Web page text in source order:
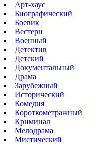
Арт-хаус
Биографический
Боевик
Вестерн
Военный
Детектив
Детский
Документальный
Драма
Зарубежный
Исторический
Комедия
Короткометражный
Криминал
Мелодрама
Мистический